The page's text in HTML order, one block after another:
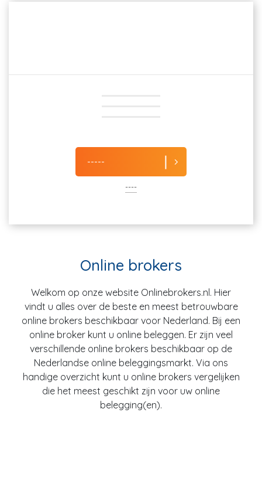
-----
----
Online brokers
Welkom op onze website Onlinebrokers.nl. Hier
vindt u alles over de beste en meest betrouwbare
online brokers beschikbaar voor Nederland. Bij een
online broker kunt u online beleggen. Er zijn veel
verschillende online brokers beschikbaar op de
Nederlandse online beleggingsmarkt. Via ons
handige overzicht kunt u online brokers vergelijken
die het meest geschikt zijn voor uw online
belegging(en).